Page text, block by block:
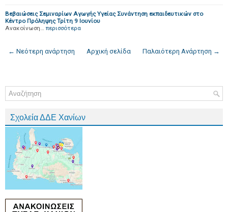
Βεβαιώσεις Σεμιναρίων Αγωγής Υγείας Συνάντηση εκπαιδευτικών στο
Κέντρο Πρόληψης Τρίτη 9 Ιουνίου
Ανακοίνωση… περισσότερα
← Νεότερη ανάρτηση Παλαιότερη Ανάρτηση →
Αρχική σελίδα
Σχολεία ΔΔΕ Χανίων